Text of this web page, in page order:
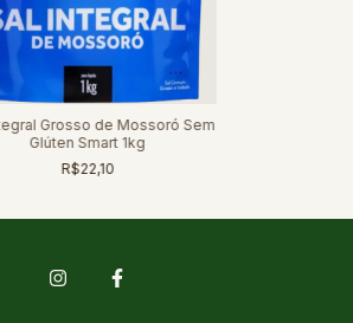
Grosso de Mossoró Sem
Glúten Smart 1kg
R$22,10